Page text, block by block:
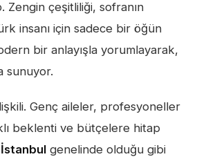
çeşitliliği, sofranın
insanı için sadece bir öğün
bir anlayışla yorumlayarak,
sunuyor.
Genç aileler, profesyoneller
beklenti ve bütçelere hitap
İstanbul genelinde olduğu gibi